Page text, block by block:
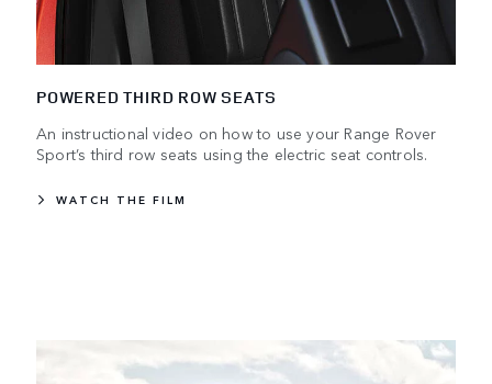
POWERED THIRD ROW SEATS
An instructional video on how to use your Range Rover
Sport’s third row seats using the electric seat controls.
WATCH THE FILM